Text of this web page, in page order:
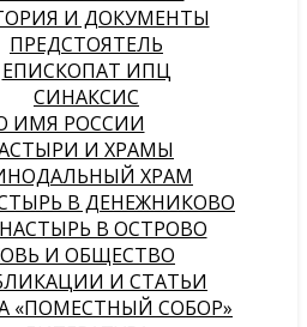
И ДОКУМЕНТЫ
ПРЕДСТОЯТЕЛЬ
ЕПИСКОПАТ ИПЦ
СИНАКСИС
ИМЯ РОССИИ
И ХРАМЫ
ХРАМ
В ДЕНЕЖНИКОВО
В ОСТРОВО
И ОБЩЕСТВО
И СТАТЬИ
«ПОМЕСТНЫЙ СОБОР»